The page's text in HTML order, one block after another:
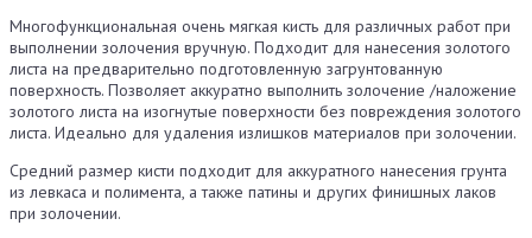
Многофункциональная очень мягкая кисть для различных работ при
выполнении золочения вручную. Подходит для нанесения золотого
листа на предварительно подготовленную загрунтованную
поверхность. Позволяет аккуратно выполнить золочение /наложение
золотого листа на изогнутые поверхности без повреждения золотого
листа. Идеально для удаления излишков материалов при золочении.
Средний размер кисти подходит для аккуратного нанесения грунта
из левкаса и полимента, а также патины и других финишных лаков
при золочении.